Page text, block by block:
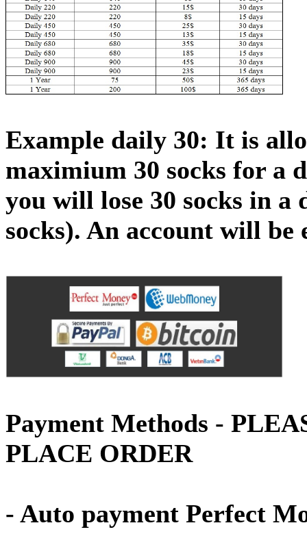
Example daily 30: It is
maximium 30 socks for a
you will lose 30 socks in a
socks). An account will be
Payment Methods -
PLACE ORDER
- Auto payment Perfect